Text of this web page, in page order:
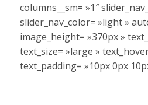
columns__sm= »1″
slider_nav_color= »light »
image_height= »370px »
text_size= »large »
text_padding= »10px 0px 10px